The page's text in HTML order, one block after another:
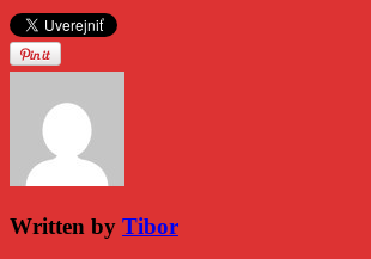
Written by Tibor